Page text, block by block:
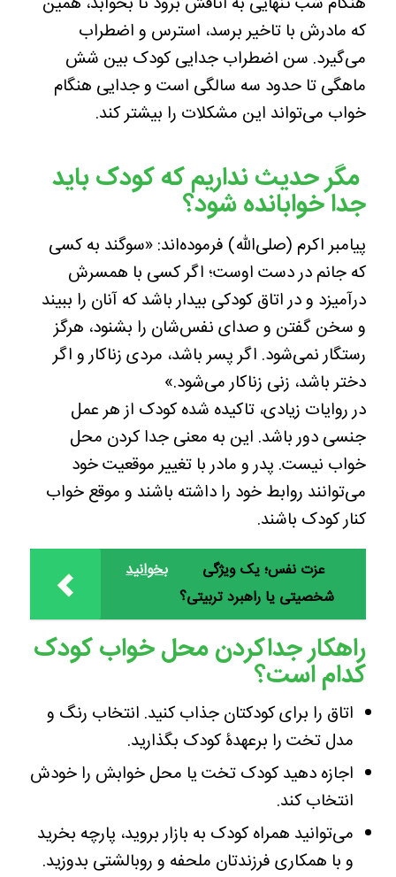
که مادرش با تاخیر برسد، استرس و اضطراب
می‌گیرد. سن اضطراب جدایی کودک بین شش
ماهگی تا حدود سه سالگی است و جدایی هنگام
خواب می‌تواند این مشکلات را بیشتر کند.
مگر حدیث نداریم که کودک باید
جدا خوابانده شود؟
پیامبر اکرم (صلی‌الله) فرموده‌اند: «سوگند به کسی
که جانم در دست اوست؛ اگر کسی با همسرش
درآمیزد و در اتاق کودکی بیدار باشد که آنان را ببیند
و سخن گفتن و صدای نفس‌شان را بشنود، هرگز
رستگار نمی‌شود. اگر پسر باشد، مردی زناکار و اگر
دختر باشد، زنی زناکار می‌شود.»
در روایات زیادی، تاکیده شده کودک از هر عمل
جنسی دور باشد. این به معنی جدا کردن محل
خواب نیست. پدر و مادر با تغییر موقعیت خود
می‌توانند روابط خود را داشته باشند و موقع خواب
کنار کودک باشند.
بخوانید
عزت نفس؛ یک ویژگی
شخصیتی یا راهبرد تربیتی؟
راهکار جداکردن محل خواب کودک
کدام است؟
اتاق را برای کودکتان جذاب کنید. انتخاب رنگ و
مدل تخت را برعهدۀ کودک بگذارید.
اجازه دهید کودک تخت یا محل خوابش را خودش
انتخاب کند.
می‌توانید همراه کودک به بازار بروید، پارچه بخرید
و با همکاری فرزندتان ملحفه و روبالشتی بدوزید.